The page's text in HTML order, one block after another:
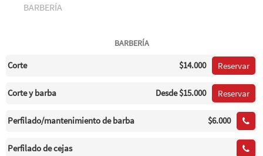
BARBERÍA
BARBERÍA
Corte $14.000 Reservar
Corte y barba Desde$15.000 Reservar
Perfilado/mantenimiento de barba $6.000
Perfilado de cejas